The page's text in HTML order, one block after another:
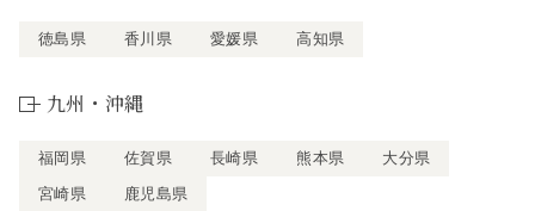
徳島県 香川県 愛媛県 高知県
九州・沖縄
福岡県 佐賀県 長崎県 熊本県
大分県
宮崎県
鹿児島県